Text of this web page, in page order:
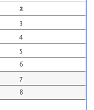
2
3
4
5
6
7
8